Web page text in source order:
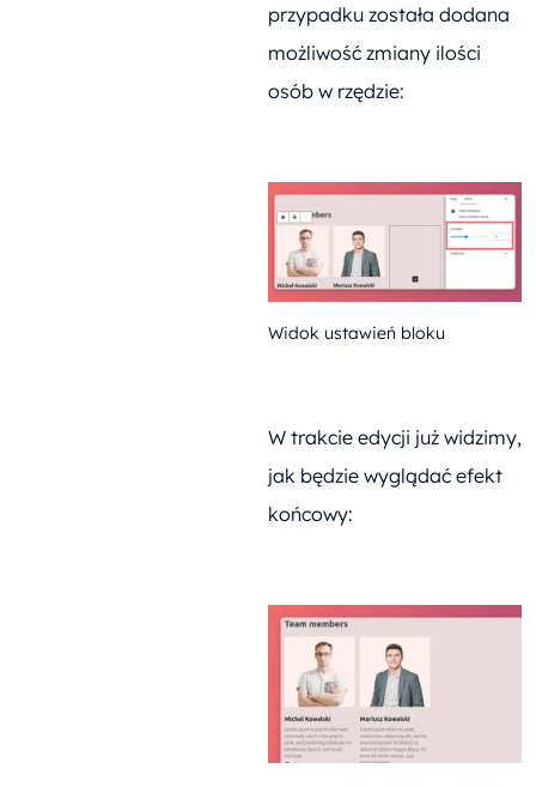
przypadku została dodana
możliwość zmiany ilości
osób w rzędzie:
Widok ustawień bloku
W trakcie edycji już widzimy,
jak będzie wyglądać efekt
końcowy: